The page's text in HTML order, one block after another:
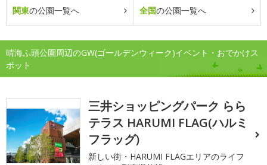
関東の公園一覧へ 全国の公園一覧へ
晴海ふ頭公園周辺のGW(ゴールデンウィーク)イベント・おでかけス
ポット
三井ショッピングパーク らら
テラス HARUMI FLAG(ハルミ
フラッグ)
新しい街・HARUMI FLAGエリアのライフ